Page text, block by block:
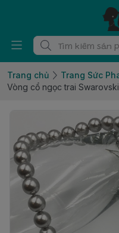
Trang chủ Trang Sức
Vòng cổ ngọc trai